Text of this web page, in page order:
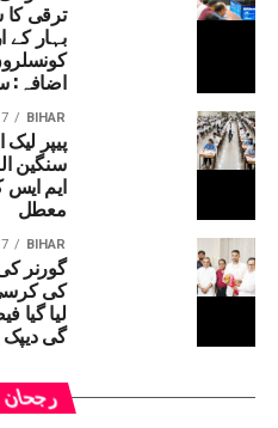
پرکاش کو بہار قانون ساز
واضح رہے کہ دیپک پرکاش کی
سی دیویش کمار کے استعفیٰ کے
مارچ 2027 تک رہے
کورٹ نے بہار حکومت سے یہ
پرکاش کسی ایوان کے رکن نہ
پر کیسے فائز ہیں۔‘‘ دراصل
وزیر بنتا ہے تو 6
قانون ساز کونسل کا رکن
ہونے پر متعلقہ شخص کو
ترقی
بہار کے
اضافہ:
BIHAR
ago
پیپر
سنگین
معطل
BIHAR
ago
گورنر
کی
گی
رجحان